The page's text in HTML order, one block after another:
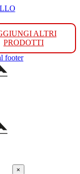
ALTRI
PRODOTTI
footer
×